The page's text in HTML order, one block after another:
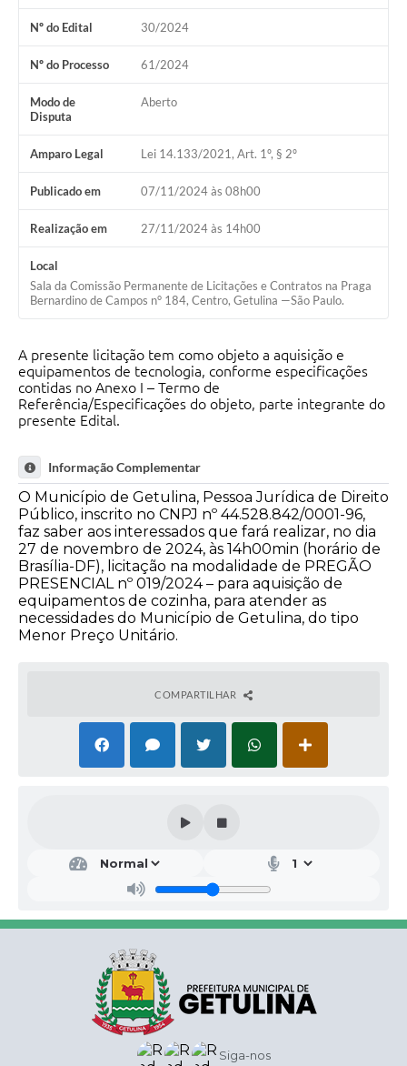
Nº do Edital 30/2024
Nº do Processo 61/2024
Modo de
Disputa
Aberto
Amparo Legal Lei 14.133/2021, Art. 1º, § 2º
Publicado em 07/11/2024 às 08h00
Realização em 27/11/2024 às 14h00
Local
Sala da Comissão Permanente de Licitações e Contratos na Praga
Bernardino de Campos n° 184, Centro, Getulina —São Paulo.
A presente licitação tem como objeto a aquisição e
equipamentos de tecnologia, conforme especificações
contidas no Anexo I – Termo de
Referência/Especificações do objeto, parte integrante do
presente Edital.
Informação Complementar
O Município de Getulina, Pessoa Jurídica de Direito
Público, inscrito no CNPJ nº 44.528.842/0001-96,
faz saber aos interessados que fará realizar, no dia
27 de novembro de 2024, às 14h00min (horário de
Brasília-DF), licitação na modalidade de PREGÃO
PRESENCIAL nº 019/2024 – para aquisição de
equipamentos de cozinha, para atender as
necessidades do Município de Getulina, do tipo
Menor Preço Unitário.
COMPARTILHAR
Siga-nos